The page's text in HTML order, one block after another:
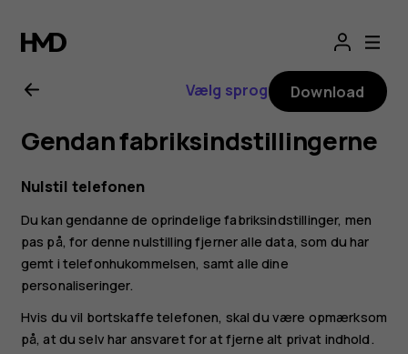
Brugervejledning
til
Nokia
225
4G
(2024)
Vælg sprog Download
Gendan fabriksindstillingerne
Nulstil telefonen
Du kan gendanne de oprindelige fabriksindstillinger, men
pas på, for denne nulstilling fjerner alle data, som du har
gemt i telefonhukommelsen, samt alle dine
personaliseringer.
Hvis du vil bortskaffe telefonen, skal du være opmærksom
på, at du selv har ansvaret for at fjerne alt privat indhold.